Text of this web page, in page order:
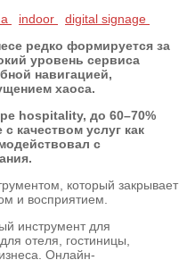
indoor
digital signage
редко формируется за
уровень сервиса
навигацией,
хаоса.
hospitality, до 60–70%
качеством услуг как
с
который закрывает
и восприятием.
инструмент для
отеля, гостиницы,
Онлайн-